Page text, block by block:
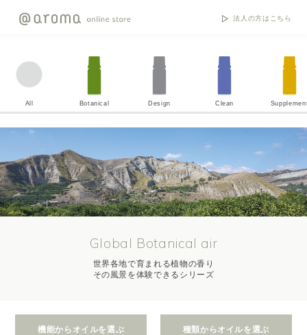
法人の方はこちら
All Botanical Design Clean
Global Botanical air
世界各地で育まれる植物の香り
その風景を体験できるシリーズ
機能からオイルを選ぶ 種類からオイルを選ぶ